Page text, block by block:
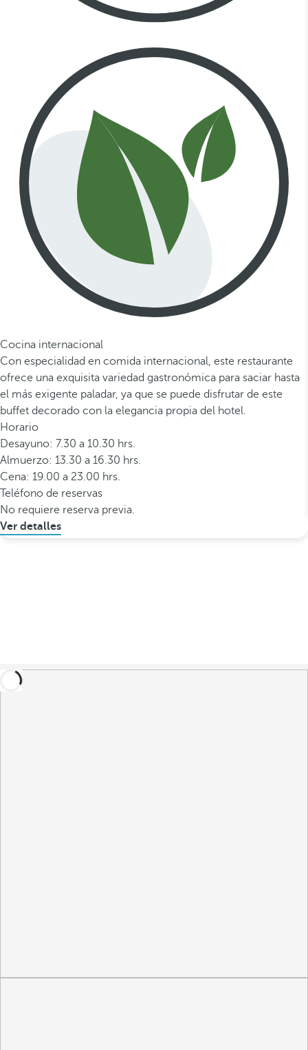
Cocina internacional
Con especialidad en comida internacional, este restaurante
ofrece una exquisita variedad gastronómica para saciar hasta
el más exigente paladar, ya que se puede disfrutar de este
buffet decorado con la elegancia propia del hotel.
Horario
Desayuno: 7.30 a 10.30 hrs.
Almuerzo: 13.30 a 16.30 hrs.
Cena: 19.00 a 23.00 hrs.
Teléfono de reservas
No requiere reserva previa.
Ver detalles